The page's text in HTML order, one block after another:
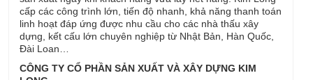
cấp các công trình lớn, tiến độ nhanh, khả năng thanh toán
linh hoạt đáp ứng được nhu cầu cho các nhà thấu xây
dựng, kết cấu lớn chuyên nghiệp từ Nhật Bản, Hàn Quốc,
Đài Loan…
CÔNG TY CỔ PHẦN SẢN XUẤT VÀ XÂY DỰNG KIM